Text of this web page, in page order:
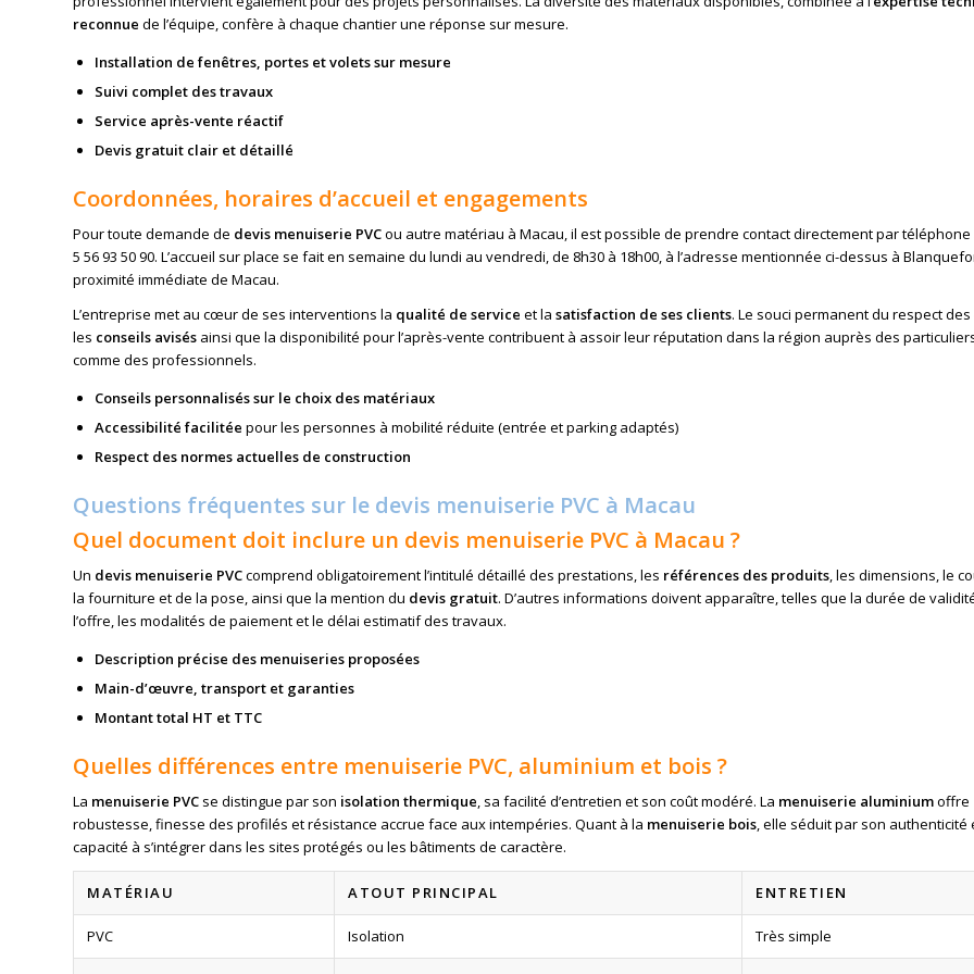
reconnue de l’équipe, confère à chaque chantier une réponse sur mesure.
Installation de fenêtres, portes et volets sur mesure
Suivi complet des travaux
Service après-vente réactif
Devis gratuit clair et détaillé
Coordonnées, horaires d’accueil et engagements
Pour toute demande de devis menuiserie PVCou autre matériau à Macau, il est possible de prendre contact directement par téléphone
5 56 93 50 90. L’accueil sur place se fait en semaine du lundi au vendredi, de 8h30 à 18h00, à l’adresse mentionnée ci-dessus à
proximité immédiate de Macau.
L’entreprise met au cœur de ses interventions la qualité de service et la satisfaction de ses clients. Le souci permanent du respect
les conseils avisés ainsi que la disponibilité pour l’après-vente contribuent à assoir leur réputation dans la région auprès des
comme des professionnels.
Conseils personnalisés sur le choix des matériaux
Accessibilité facilitée pour les personnes à mobilité réduite (entrée et parking adaptés)
Respect des normes actuelles de construction
Questions fréquentes sur le devis menuiserie PVC à Macau
Quel document doit inclure un devis menuiserie PVC à Macau ?
Un devis menuiserie PVCcomprend obligatoirement l’intitulé détaillé des prestations, les références des produits, les dimensions, le
la fourniture et de la pose, ainsi que la mention du devis gratuit. D’autres informations doivent apparaître, telles que la durée de
l’offre, les modalités de paiement et le délai estimatif des travaux.
Description précise des menuiseries proposées
Main-d’œuvre, transport et garanties
Montant total HT et TTC
Quelles différences entre menuiserie PVC, aluminium et bois ?
La menuiserie PVC se distingue par son isolation thermique, sa facilité d’entretien et son coût modéré. La menuiserie aluminiumoffre
robustesse, finesse des profilés et résistance accrue face aux intempéries. Quant à la menuiserie bois, elle séduit par son authenticité
capacité à s’intégrer dans les sites protégés ou les bâtiments de caractère.
MATÉRIAU ATOUT PRINCIPAL ENTRETIEN
PVC Isolation Très simple